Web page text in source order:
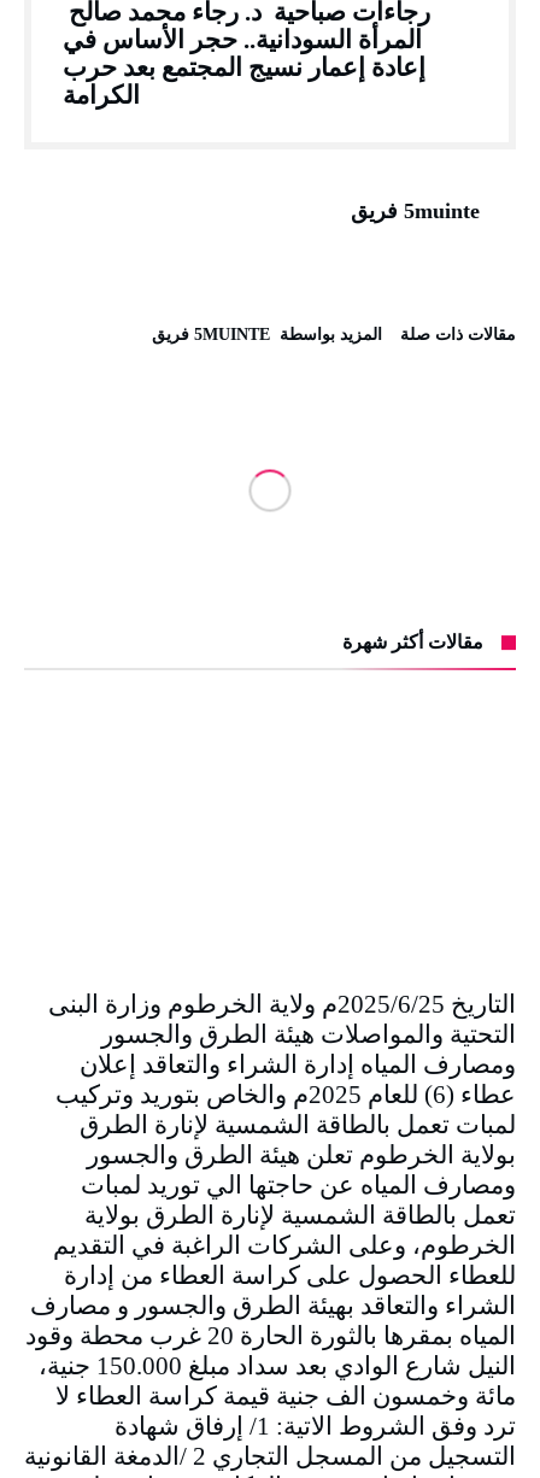
رجاءات صباحية د. رجاء محمد صالح
المرأة السودانية.. حجر الأساس في
إعادة إعمار نسيج المجتمع بعد حرب
الكرامة
5muinte فريق
‫مقالات ذات صلة‬ ‫‫المزيد بواسطة‬ ‬ 5MUINTE فريق
مقالات أكثر شهرة
التاريخ 2025/6/25م ولاية الخرطوم وزارة البنى
التحتية والمواصلات هيئة الطرق والجسور
ومصارف المياه إدارة الشراء والتعاقد إعلان
عطاء (6) للعام 2025م والخاص بتوريد وتركيب
لمبات تعمل بالطاقة الشمسية لإنارة الطرق
بولاية الخرطوم تعلن هيئة الطرق والجسور
ومصارف المياه عن حاجتها الي توريد لمبات
تعمل بالطاقة الشمسية لإنارة الطرق بولاية
الخرطوم، وعلى الشركات الراغبة في التقديم
للعطاء الحصول على كراسة العطاء من إدارة
الشراء والتعاقد بهيئة الطرق والجسور و مصارف
المياه بمقرها بالثورة الحارة 20 غرب محطة وقود
النيل شارع الوادي بعد سداد مبلغ 150.000 جنية،
مائة وخمسون الف جنية قيمة كراسة العطاء لا
ترد وفق الشروط الاتية: 1/ إرفاق شهادة
التسجيل من المسجل التجاري 2 /الدمغة القانونية